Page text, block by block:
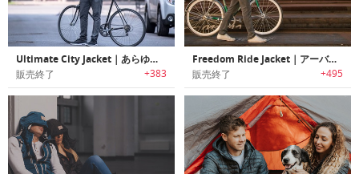
Ultimate City Jacket｜あらゆる天候・生活環境に適応する汎用性に優れた多機能ジャケット「ウルティメイトシティジャケット」
販売終了 +383
Freedom Ride Jacket｜アーバンサイクリングに最適な多機能ジャケット「フリーダムライド」
販売終了 +495